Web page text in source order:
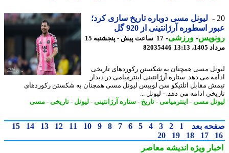
لیونل مسی دوباره تاریخ سازی کرد؛
اسطوره آرژانتینی از 920 گل
-ورزشی-
17 ساعت پیش - پنجشنبه 15
13:13
82035446
مسی همچنان به شکستن رکوردهای تاریخی
می دهد. ستاره آرژانتینی اینترمیامی در دیدار
مقابل اتلتیکو سن لوییس لیونل مسی همچنان به شکستن رکوردهای
ادامه می دهد. - لیونل ...
مسی-اینترمیامی-تاریخ- ستاره آرژانتینی-لیونل-تاریخی -مسی
بعد 1
2
3
4
5
6
7
8
9
10
11
12
13
14
15
17
18
19
20
ویژهاندیشه معاصر